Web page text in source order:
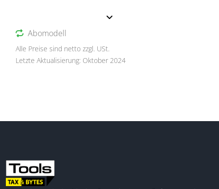
Abomodell
Alle Preise sind netto zzgl. USt.
Letzte Aktualisierung: Oktober 2024